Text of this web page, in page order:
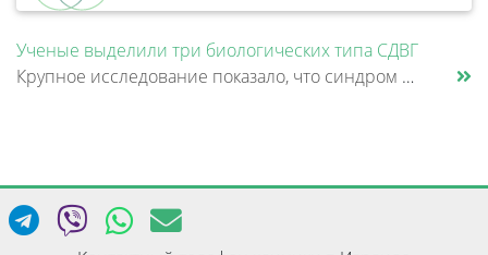
Ученые выделили три биологических типа СДВГ
Крупное исследование показало, что синдром дефицита внимания и гиперактивности (СДВГ) может включать не два, а три биоло......